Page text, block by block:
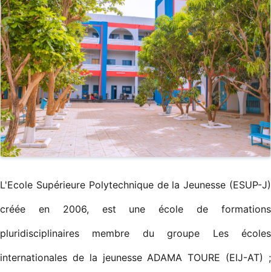
L'Ecole Supérieure Polytechnique de la Jeunesse (ESUP-J)
créée en 2006, est une école de formations
pluridisciplinaires membre du groupe Les écoles
internationales de la jeunesse ADAMA TOURE (EIJ-AT) ;